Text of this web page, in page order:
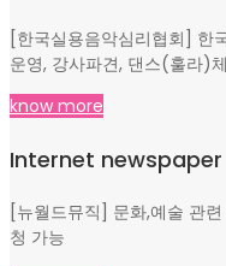
[한국실용음악심리협회] 한
운영, 강사파견, 댄스(훌라)
know more
Internet newspaper
[뉴월드뮤직] 문화,예술 관
청 가능